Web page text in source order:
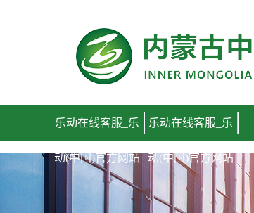
乐动在线客服_乐
动(中国)官方网站
乐动在线客服_乐
动(中国)官方网站